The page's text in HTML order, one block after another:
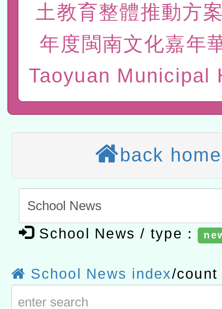
研究院辦理「115年表揚
位及節水達人選拔活動」
115年8月22日(星期六)辦
市孔廟祈福系列活動—儒
航」
2026年桃園地景藝術節教
本校115學年度第2次代理
結果公告(無人報名，續辦
適應運動共學行動站研習
本館辦理115年度閱讀磐
科技賦能─人工智慧(AI)工
A3數位素養講師名單
「數位內容與教學軟體線
t」
有關大陸委員會函釋公務
赴陸應申請許可一案
轉知經濟部水利署委託財
研究院辦理「115年表揚
位及節水達人選拔活動」
115年8月22日(星期六)辦
市孔廟祈福系列活動—儒
2026年桃園地景藝術節教
土教育整體推動方
年度閩南文化嘉年
Taoyuan Municipal
back home
School News / type：
School News index/count